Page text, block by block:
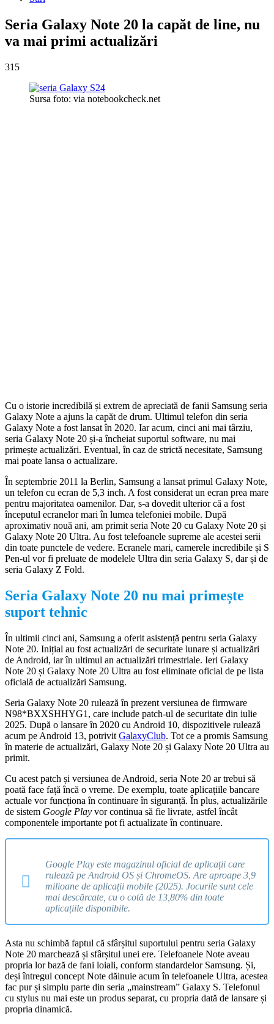
Seria Galaxy Note 20 la capăt de line, nu
va mai primi actualizări
315
Sursa foto: via notebookcheck.net
Cu o istorie incredibilă și extrem de apreciată de fanii Samsung seria
Galaxy Note a ajuns la capăt de drum. Ultimul telefon din seria
Galaxy Note a fost lansat în 2020. Iar acum, cinci ani mai târziu,
seria Galaxy Note 20 și-a încheiat suportul software, nu mai
primește actualizări. Eventual, în caz de strictă necesitate, Samsung
mai poate lansa o actualizare.
În septembrie 2011 la Berlin, Samsung a lansat primul Galaxy Note,
un telefon cu ecran de 5,3 inch. A fost considerat un ecran prea mare
pentru majoritatea oamenilor. Dar, s-a dovedit ulterior că a fost
începutul ecranelor mari în lumea telefoniei mobile. După
aproximativ nouă ani, am primit seria Note 20 cu Galaxy Note 20 și
Galaxy Note 20 Ultra. Au fost telefoanele supreme ale acestei serii
din toate punctele de vedere. Ecranele mari, camerele incredibile și S
Pen-ul vor fi preluate de modelele Ultra din seria Galaxy S, dar și de
seria Galaxy Z Fold.
Seria Galaxy Note 20 nu mai primește
suport tehnic
În ultimii cinci ani, Samsung a oferit asistență pentru seria Galaxy
Note 20. Inițial au fost actualizări de securitate lunare și actualizări
de Android, iar în ultimul an actualizări trimestriale. Ieri Galaxy
Note 20 și Galaxy Note 20 Ultra au fost eliminate oficial de pe lista
oficială de actualizări Samsung.
Seria Galaxy Note 20 rulează în prezent versiunea de firmware
N98*BXXSHHYG1, care include patch-ul de securitate din iulie
2025. După o lansare în 2020 cu Android 10, dispozitivele rulează
acum pe Android 13, potrivit GalaxyClub. Tot ce a promis Samsung
în materie de actualizări, Galaxy Note 20 și Galaxy Note 20 Ultra au
primit.
Cu acest patch și versiunea de Android, seria Note 20 ar trebui să
poată face față încă o vreme. De exemplu, toate aplicațiile bancare
actuale vor funcționa în continuare în siguranță. În plus, actualizările
de sistem Google Play vor continua să fie livrate, astfel încât
componentele importante pot fi actualizate în continuare.
Google Play este magazinul oficial de aplicații care
rulează pe Android OS și ChromeOS. Are aproape 3,9
milioane de aplicații mobile (2025). Jocurile sunt cele
mai descărcate, cu o cotă de 13,80% din toate
aplicațiile disponibile.
Asta nu schimbă faptul că sfârșitul suportului pentru seria Galaxy
Note 20 marchează și sfârșitul unei ere. Telefoanele Note aveau
propria lor bază de fani loiali, conform standardelor Samsung. Și,
deși întregul concept Note dăinuie acum în telefoanele Ultra, acestea
fac pur și simplu parte din seria „mainstream” Galaxy S. Telefonul
cu stylus nu mai este un produs separat, cu propria dată de lansare și
propria dinamică.